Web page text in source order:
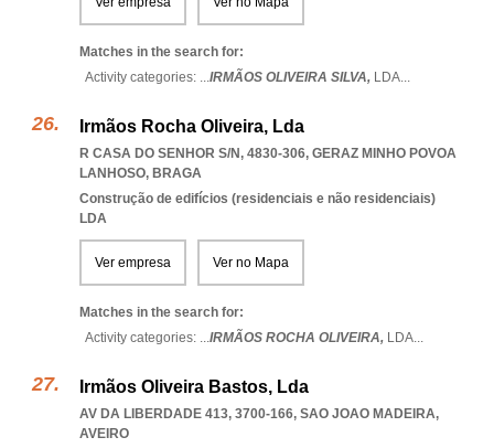
Matches in the search for:
Activity categories: ...IRMÃOS OLIVEIRA SILVA, LDA...
Irmãos Rocha Oliveira, Lda
R CASA DO SENHOR S/N, 4830-306, GERAZ MINHO POVOA
LANHOSO, BRAGA
Construção de edifícios (residenciais e não residenciais)
LDA
Ver empresa Ver no Mapa
Matches in the search for:
Activity categories: ...IRMÃOS ROCHA OLIVEIRA, LDA...
Irmãos Oliveira Bastos, Lda
AV DA LIBERDADE 413, 3700-166, SAO JOAO MADEIRA,
AVEIRO